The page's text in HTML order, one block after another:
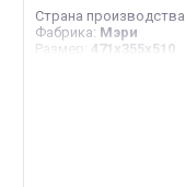
Страна производства
Фабрика: Мэри
Размер : 471х355х510